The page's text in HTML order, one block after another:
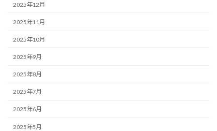
2025年12月
2025年11月
2025年10月
2025年9月
2025年8月
2025年7月
2025年6月
2025年5月